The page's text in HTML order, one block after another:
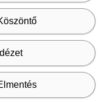
Idézet